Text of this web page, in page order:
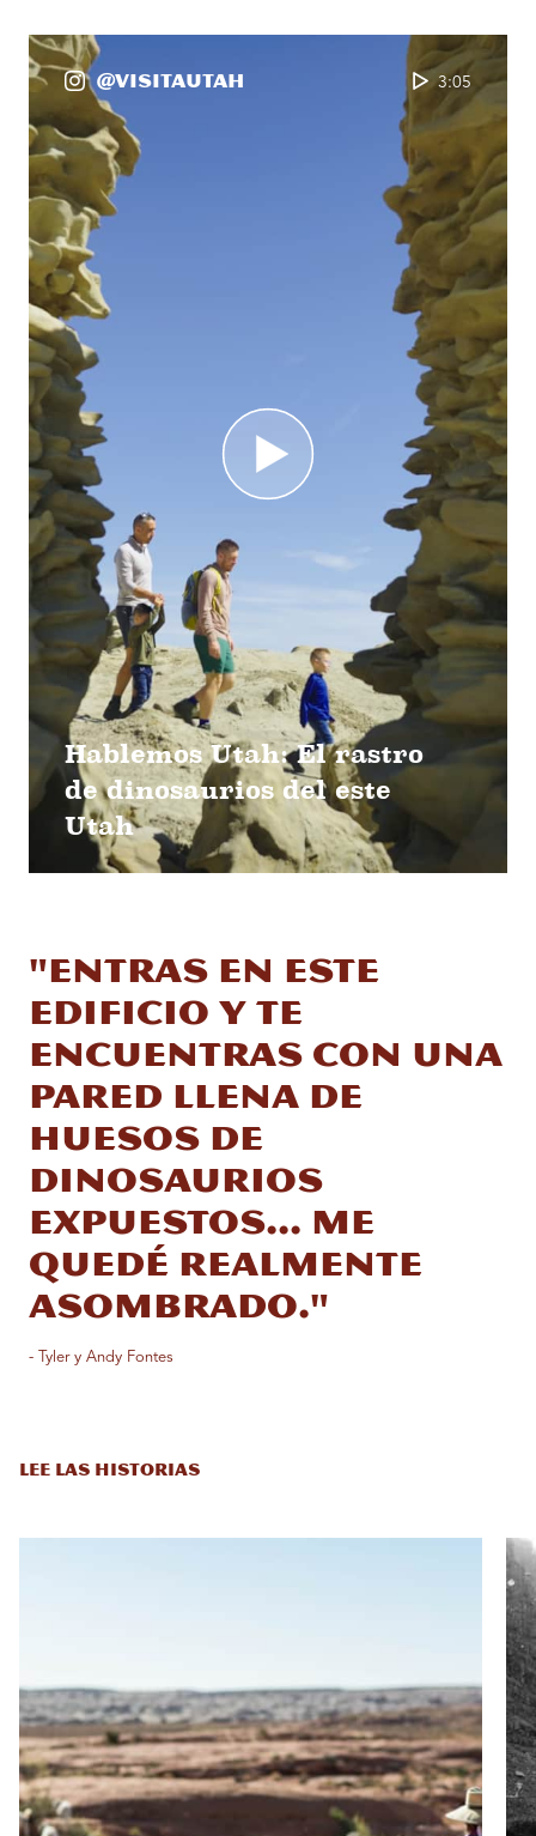
@VisitaUtah 3:05
Hablemos Utah: El rastro
de dinosaurios del este
Utah
"Entras en este
edificio y te
encuentras con una
pared llena de
huesos de
dinosaurios
expuestos... Me
quedé realmente
asombrado."
- Tyler y Andy Fontes
LEE LAS HISTORIAS